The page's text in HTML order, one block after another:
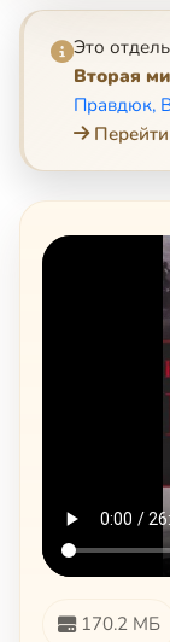
Это
Вторая
Правдюк,
170.2 МБ